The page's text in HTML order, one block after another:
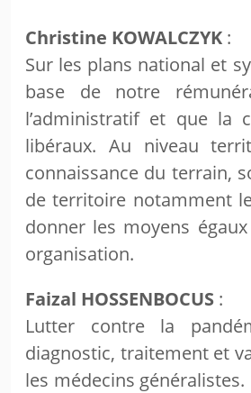
Christine KOWALCZYK :
Sur les plans national et
base de notre
l’administratif et que la
libéraux. Au niveau
connaissance du terrain,
de territoire notamment
donner les moyens
organisation.
Faizal HOSSENBOCUS :
Lutter contre la
diagnostic, traitement et
les médecins